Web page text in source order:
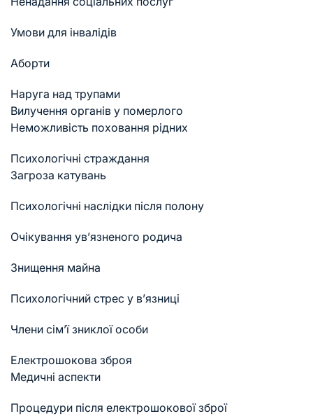
Умови для інвалідів
Аборти
Наруга над трупами
Вилучення органів у померлого
Неможливість поховання рідних
Психологічні страждання
Загроза катувань
Психологічні наслідки після полону
Очікування ув’язненого родича
Знищення майна
Психологічний стрес у в’язниці
Члени сім’ї зниклої особи
Електрошокова зброя
Медичні аспекти
Процедури після електрошокової зброї